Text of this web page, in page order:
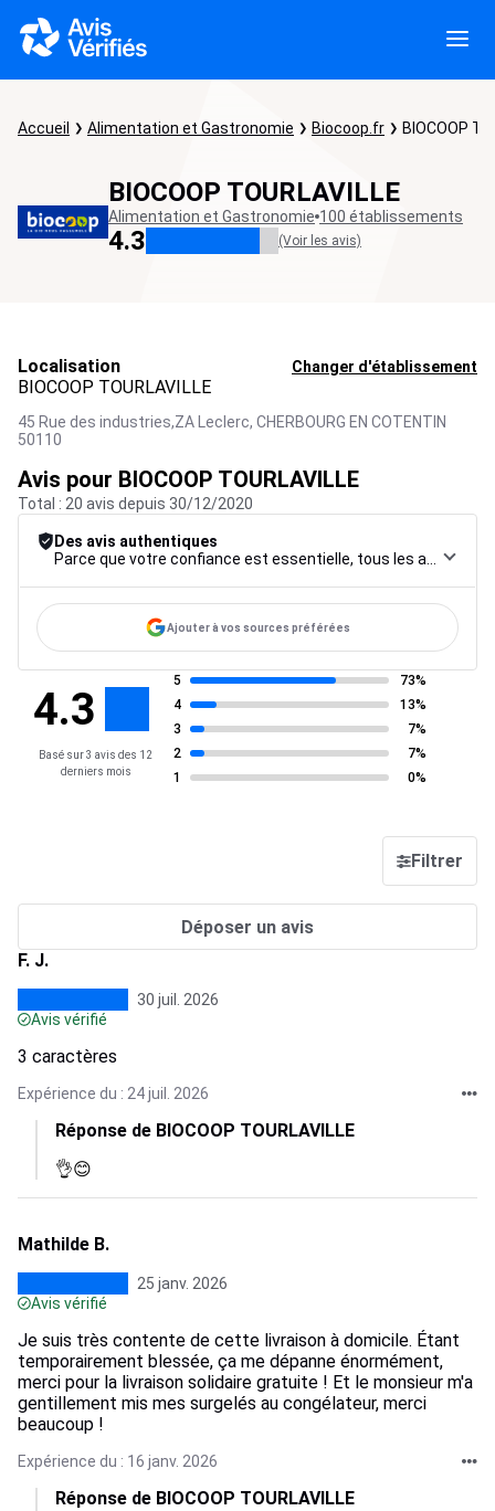
Accueil Alimentation et Gastronomie Biocoop.fr BIOCOOP
BIOCOOP TOURLAVILLE
Alimentation et Gastronomie 100 établissements
4.3 (Voir les avis)
Localisation Changer d'établissement
BIOCOOP TOURLAVILLE
45 Rue des industries,ZA Leclerc, CHERBOURG EN COTENTIN
50110
Avis pour BIOCOOP TOURLAVILLE
Total : 20 avis depuis 30/12/2020
Des avis authentiques
Ajouter à vos sources préférées
4.3
Basé sur 3 avis des 12
derniers mois
5
73%
4
13%
3
7%
2
7%
1
0%
Filtrer
Déposer un avis
F. J.
30 juil. 2026
Avis vérifié
3 caractères
Expérience du : 24 juil. 2026
Réponse de BIOCOOP TOURLAVILLE
👌😊
Mathilde B.
25 janv. 2026
Avis vérifié
Je suis très contente de cette livraison à domicile. Étant
temporairement blessée, ça me dépanne énormément,
merci pour la livraison solidaire gratuite ! Et le monsieur m'a
gentillement mis mes surgelés au congélateur, merci
beaucoup !
Expérience du : 16 janv. 2026
Réponse de BIOCOOP TOURLAVILLE